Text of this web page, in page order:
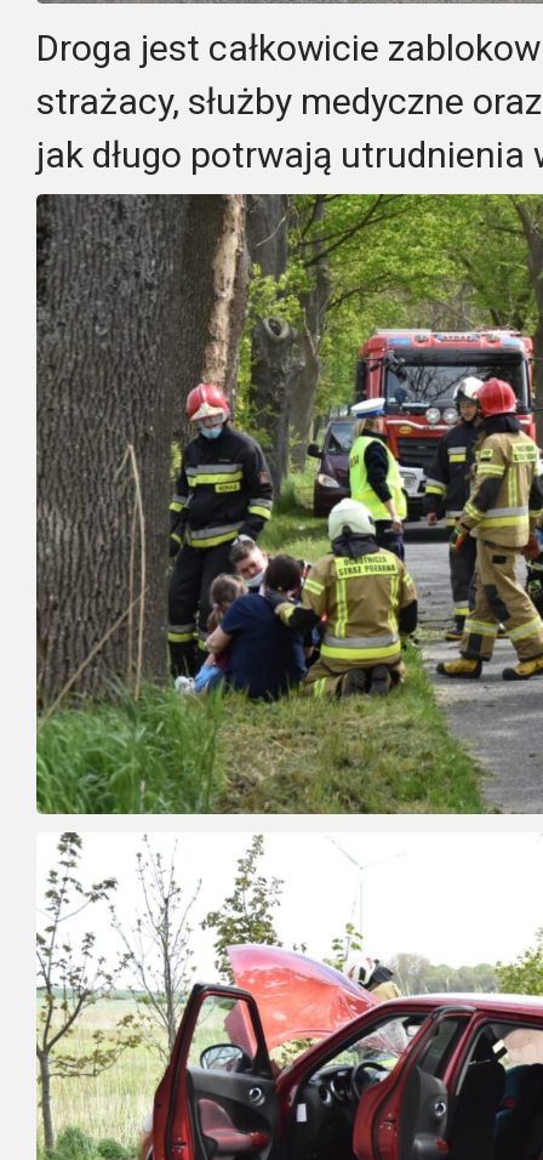
Droga jest całkowicie
strażacy, służby medyczne
jak długo potrwają utrudnienia